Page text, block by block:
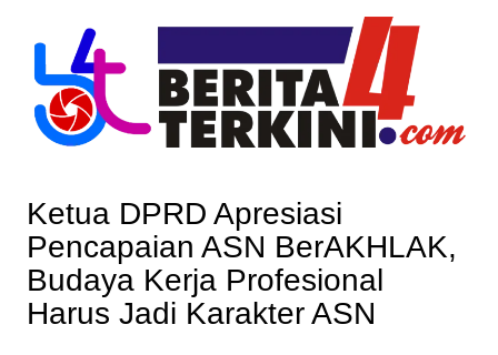
content
Ketua DPRD Apresiasi
Pencapaian ASN BerAKHLAK,
Budaya Kerja Profesional
Harus Jadi Karakter ASN